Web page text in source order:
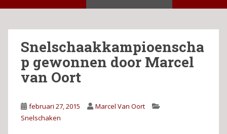
a
Snelschaakkampioenscha
p gewonnen door Marcel
van Oort
februari 27, 2015
Marcel Van Oort
Snelschaken